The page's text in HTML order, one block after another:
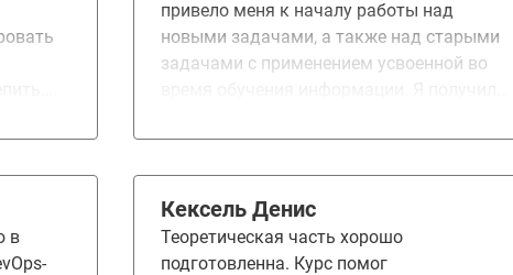
привело меня к началу работы над
новыми задачами, а также над старыми
задачами с применением усвоенной во
управления компонентами. Курс
в
Кексель Денис
Теоретическая часть хорошо
подготовленна. Курс помог